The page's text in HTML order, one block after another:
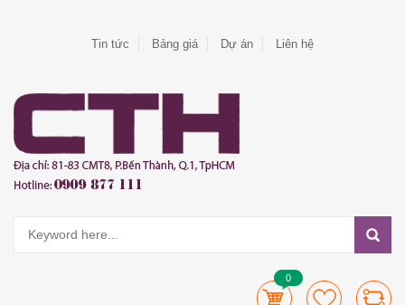
Tin tức Bảng giá Dự án Liên hệ
0